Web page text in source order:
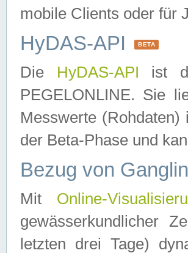
mobile Clients oder für
HyDAS-API BETA
Die HyDAS-API ist
PEGELONLINE. Sie
Messwerte
der Beta-Phase und
Bezug von
Mit Online-
gewässerkundlicher
letzten drei Tage)